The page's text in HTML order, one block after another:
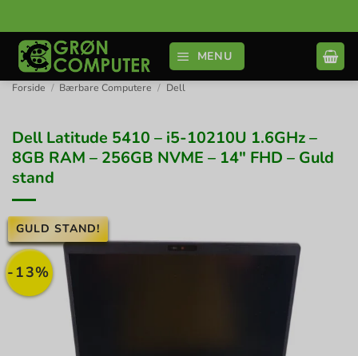
til
indhold
MENU
Forside / Bærbare Computere / Dell
Dell Latitude 5410 – i5-10210U 1.6GHz –
8GB RAM – 256GB NVME – 14″ FHD – Guld
stand
-13%
GULD STAND!